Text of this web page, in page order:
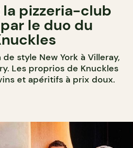
la pizzeria-club
le duo du
de style New York à Villeray,
Les proprios de Knuckles
et apéritifs à prix doux.